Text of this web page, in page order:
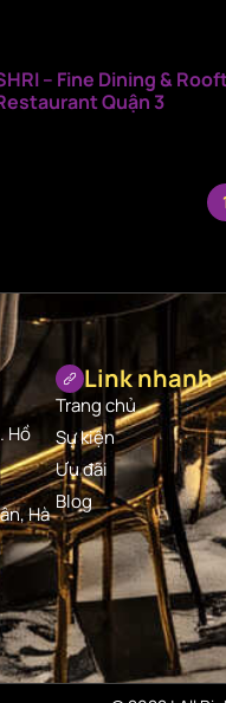
– Fine Dining &
Quận 3
Hồ
Hà
Link nhanh
Trang chủ
Sự kiện
Ưu đãi
Blog